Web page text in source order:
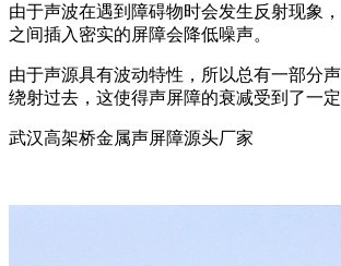
由于声波在遇到障碍物时会发生反射现象
之间插入密实的屏障会降低噪声。
由于声源具有波动特性，所以总有一部分
绕射过去，这使得声屏障的衰减受到了一定
武汉高架桥金属声屏障源头厂家